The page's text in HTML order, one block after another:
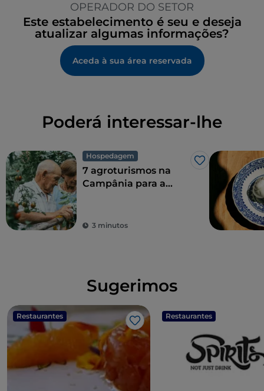
OPERADOR DO SETOR
Este estabelecimento é seu e deseja
atualizar algumas informações?
Aceda à sua área reservada
Poderá interessar-lhe
Hospedagem
Gosto
7 agroturismos na
Campânia para a
ecológica e sabor
3 minutos
Sugerimos
Restaurantes
Gosto
Restaurantes